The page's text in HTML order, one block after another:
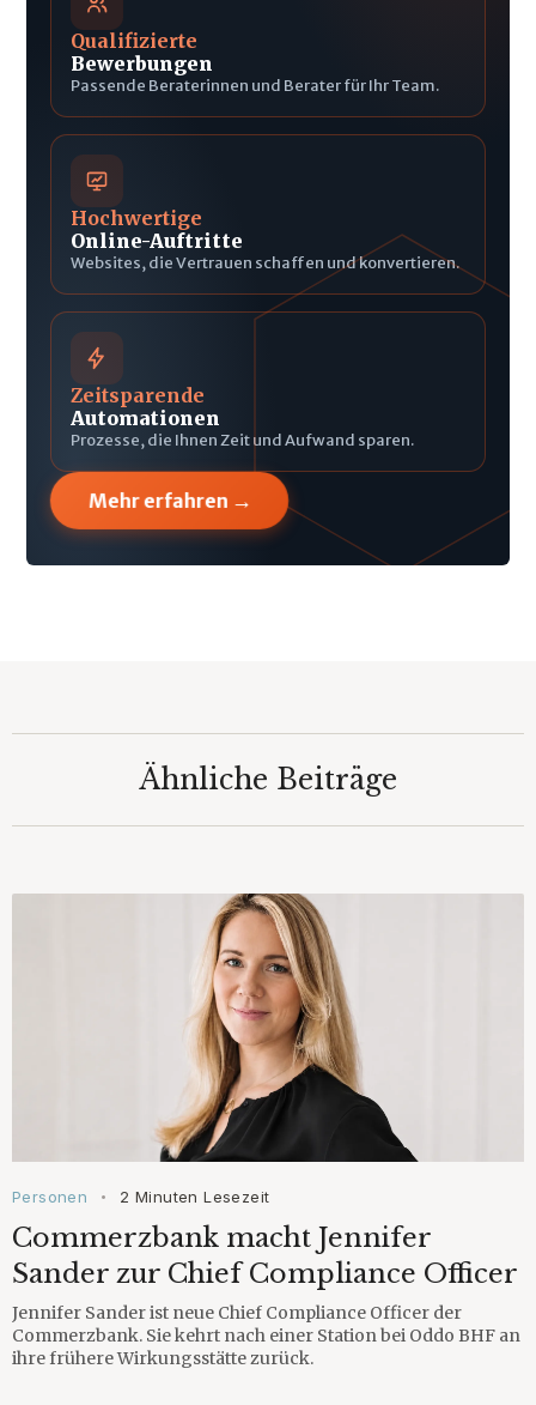
Qualifizierte
Bewerbungen
Passende Beraterinnen und Berater für Ihr Team.
Hochwertige
Online-Auftritte
Websites, die Vertrauen schaffen und konvertieren.
Zeitsparende
Automationen
Prozesse, die Ihnen Zeit und Aufwand sparen.
Mehr erfahren →
Ähnliche Beiträge
Personen • 2 Minuten Lesezeit
Commerzbank macht Jennifer
Sander zur Chief Compliance Officer
Jennifer Sander ist neue Chief Compliance Officer der
Commerzbank. Sie kehrt nach einer Station bei Oddo BHF an
ihre frühere Wirkungsstätte zurück.